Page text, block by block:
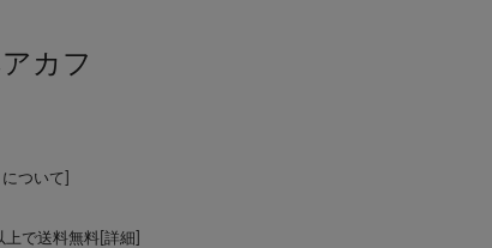
カフ
ついて
で送料無料[ 詳細